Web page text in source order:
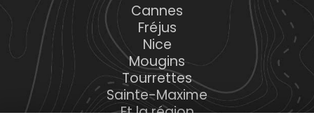
Cannes
Fréjus
Nice
Mougins
Tourrettes
Sainte-Maxime
Et la région